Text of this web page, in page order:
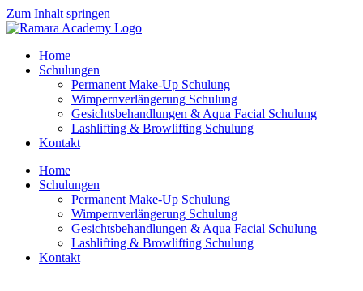
Zum Inhalt springen
Home
Schulungen
Permanent Make-Up Schulung
Wimpernverlängerung Schulung
Gesichtsbehandlungen & Aqua Facial Schulung
Lashlifting & Browlifting Schulung
Kontakt
Home
Schulungen
Permanent Make-Up Schulung
Wimpernverlängerung Schulung
Gesichtsbehandlungen & Aqua Facial Schulung
Lashlifting & Browlifting Schulung
Kontakt